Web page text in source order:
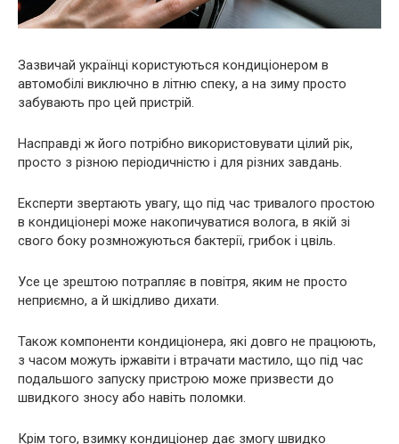
Зазвичай українці користуються кондиціонером в
автомобілі виключно в літню спеку, а на зиму просто
забувають про цей пристрій.
Насправді ж його потрібно використовувати цілий рік,
просто з різною періодичністю і для різних завдань.
Експерти звертають увагу, що під час тривалого простою
в кондиціонері може накопичуватися волога, в якій зі
свого боку розмножуються бактерії, грибок і цвіль.
Усе це зрештою потрапляє в повітря, яким не просто
неприємно, а й шкідливо дихати.
Також компоненти кондиціонера, які довго не працюють,
з часом можуть іржавіти і втрачати мастило, що під час
подальшого запуску пристрою може призвести до
швидкого зносу або навіть поломки.
Крім того, взимку кондиціонер дає змогу швидко